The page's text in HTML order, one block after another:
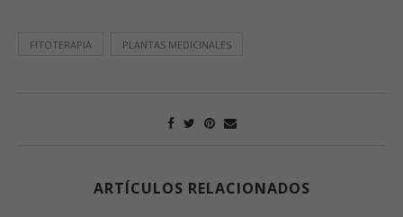
FITOTERAPIA PLANTAS MEDICINALES
ARTÍCULOS RELACIONADOS